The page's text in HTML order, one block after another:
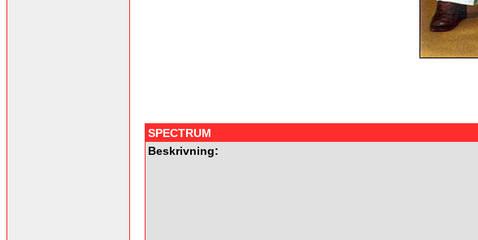
SPECTRUM
Beskrivning: